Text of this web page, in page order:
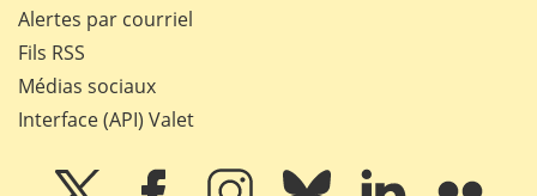
Alertes par courriel
Fils RSS
Médias sociaux
Interface (API) Valet